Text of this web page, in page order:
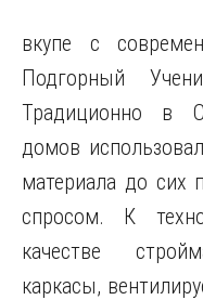
вкупе с
Подгорный
Традиционно в
домов
материала до сих
спросом. К
качестве
каркасы,